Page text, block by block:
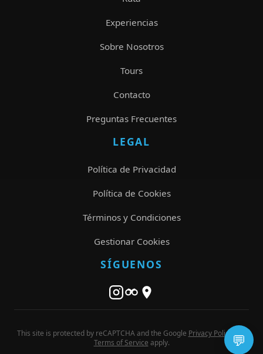
💬
Experiencias
Sobre Nosotros
Tours
Contacto
Preguntas Frecuentes
LEGAL
Política de Privacidad
Política de Cookies
Términos y Condiciones
Gestionar Cookies
SÍGUENOS
This site is protected by reCAPTCHA and the Google Privacy Policy and
Terms of Service apply.